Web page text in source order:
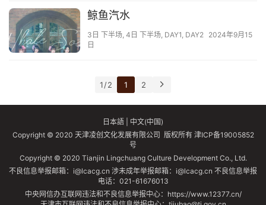
鲸鱼汽水
3日 下半场, 4日 下半场, DAY1, DAY2 2024年9月15
日
1 / 2 1 2
日本語
中文(中国)
Copyright © 2020 天津凌创文化发展有限公司 版权所有 津ICP备19005852
号
Copyright © 2020 Tianjin Lingchuang Culture Development Co., Ltd.
不良信息举报邮箱：i@lcacg.cn 涉未成年举报邮箱：i@lcacg.cn 不良信息举报
电话：021-61676013
中央网信办互联网违法和不良信息举报中心：https://www.12377.cn/